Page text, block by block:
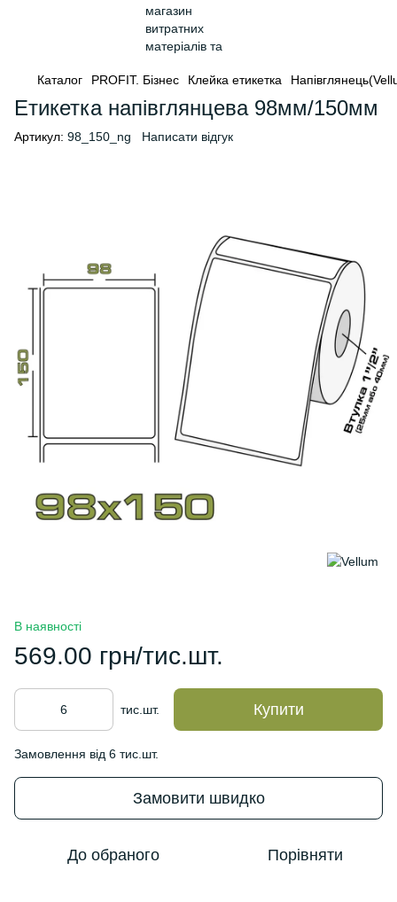
Каталог PROFIT. Бізнес Клейка етикетка
Етикетка напівглянцева 98мм/150мм
Артикул: 98_150_ng Написати відгук
В наявності
569.00 грн/тис.шт.
тис.шт. Купити
Замовлення від 6 тис.шт.
Замовити швидко
До обраного Порівняти